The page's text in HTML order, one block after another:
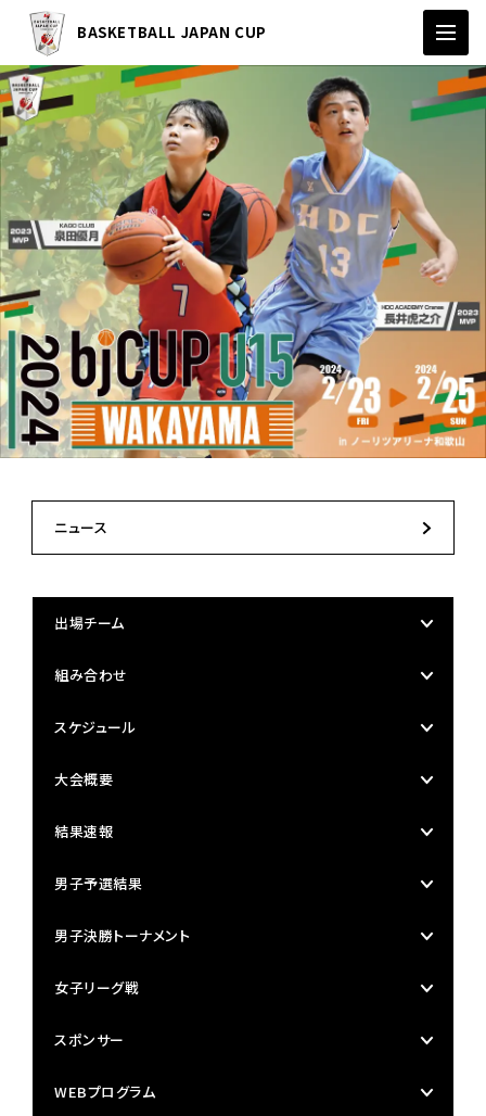
BASKETBALL JAPAN CUP
ニュース
出場チーム
組み合わせ
スケジュール
大会概要
結果速報
男子予選結果
男子決勝トーナメント
女子リーグ戦
スポンサー
WEBプログラム